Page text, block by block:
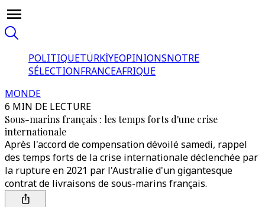
POLITIQUETÜRKİYEOPINIONSNOTRE
SÉLECTIONFRANCEAFRIQUE
MONDE
6 MIN DE LECTURE
Sous-marins français : les temps forts d'une crise
internationale
Après l'accord de compensation dévoilé samedi, rappel
des temps forts de la crise internationale déclenchée par
la rupture en 2021 par l'Australie d'un gigantesque
contrat de livraisons de sous-marins français.